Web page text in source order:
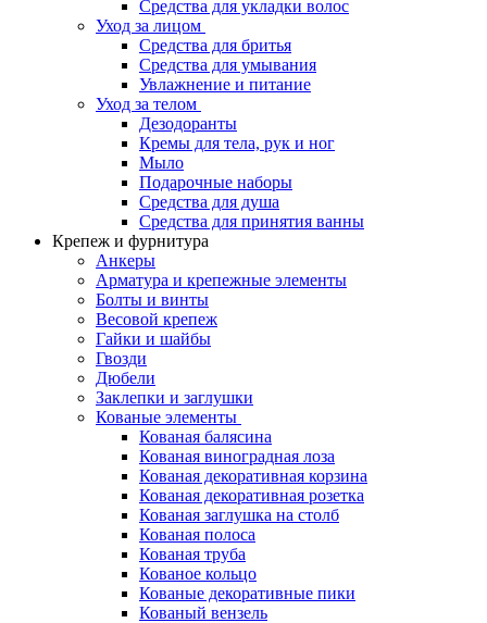
Средства для укладки волос
Уход за лицом
Средства для бритья
Средства для умывания
Увлажнение и питание
Уход за телом
Дезодоранты
Кремы для тела, рук и ног
Мыло
Подарочные наборы
Средства для душа
Средства для принятия ванны
Крепеж и фурнитура
Анкеры
Арматура и крепежные элементы
Болты и винты
Весовой крепеж
Гайки и шайбы
Гвозди
Дюбели
Заклепки и заглушки
Кованые элементы
Кованая балясина
Кованая виноградная лоза
Кованая декоративная корзина
Кованая декоративная розетка
Кованая заглушка на столб
Кованая полоса
Кованая труба
Кованое кольцо
Кованые декоративные пики
Кованый вензель